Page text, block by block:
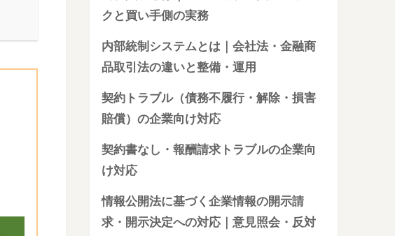
クと買い手側の実務
内部統制システムとは｜会社法・金融商
品取引法の違いと整備・運用
契約トラブル（債務不履行・解除・損害
賠償）の企業向け対応
契約書なし・報酬請求トラブルの企業向
け対応
情報公開法に基づく企業情報の開示請
求・開示決定への対応｜意見照会・反対